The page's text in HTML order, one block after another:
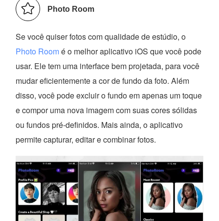
Photo Room
Se você quiser fotos com qualidade de estúdio, o
Photo Roomé o melhor aplicativo iOS que você pode
usar. Ele tem uma interface bem projetada, para você
mudar eficientemente a cor de fundo da foto. Além
disso, você pode excluir o fundo em apenas um toque
e compor uma nova imagem com suas cores sólidas
ou fundos pré-definidos. Mais ainda, o aplicativo
permite capturar, editar e combinar fotos.